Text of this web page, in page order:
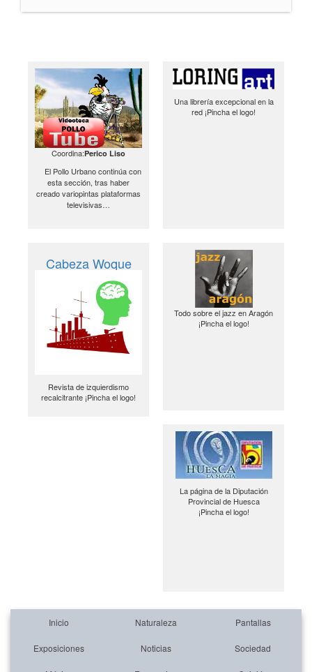
Coordina:Perico Liso
El Pollo Urbano continúa con
esta sección, tras haber
creado variopintas plataformas
televisivas…
Una librería excepcional en la
red ¡Pincha el logo!
Cabeza Woque
Revista de izquierdismo
recalcitrante ¡Pincha el logo!
Todo sobre el jazz en Aragón
¡Pincha el logo!
La página de la Diputación
Provincial de Huesca
¡Pincha el logo!
Inicio Naturaleza Pantallas
Exposiciones Noticias Sociedad